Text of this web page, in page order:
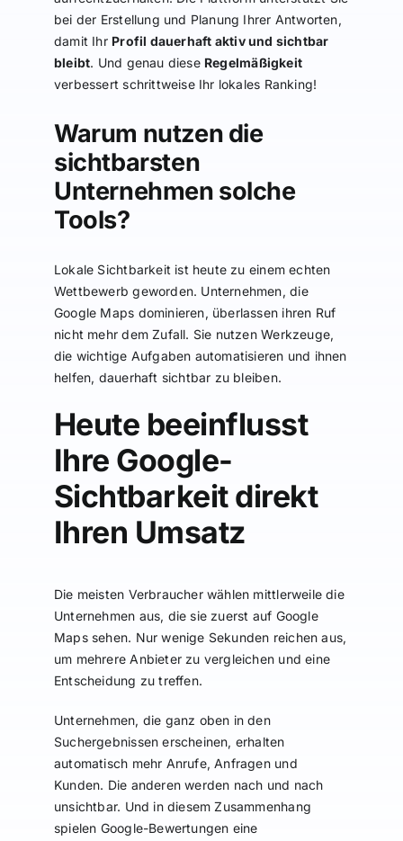
bei der Erstellung und Planung Ihrer Antworten,
damit Ihr Profil dauerhaft aktiv und sichtbar
bleibt. Und genau diese Regelmäßigkeit
verbessert schrittweise Ihr lokales Ranking!
Warum nutzen die
sichtbarsten
Unternehmen solche
Tools?
Lokale Sichtbarkeit ist heute zu einem echten
Wettbewerb geworden. Unternehmen, die
Google Maps dominieren, überlassen ihren Ruf
nicht mehr dem Zufall. Sie nutzen Werkzeuge,
die wichtige Aufgaben automatisieren und ihnen
helfen, dauerhaft sichtbar zu bleiben.
Heute beeinflusst
Ihre Google-
Sichtbarkeit direkt
Ihren Umsatz
Die meisten Verbraucher wählen mittlerweile die
Unternehmen aus, die sie zuerst auf Google
Maps sehen. Nur wenige Sekunden reichen aus,
um mehrere Anbieter zu vergleichen und eine
Entscheidung zu treffen.
Unternehmen, die ganz oben in den
Suchergebnissen erscheinen, erhalten
automatisch mehr Anrufe, Anfragen und
Kunden. Die anderen werden nach und nach
unsichtbar. Und in diesem Zusammenhang
spielen Google-Bewertungen eine